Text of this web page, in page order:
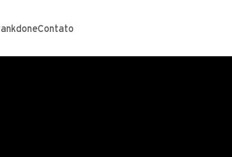
Contato